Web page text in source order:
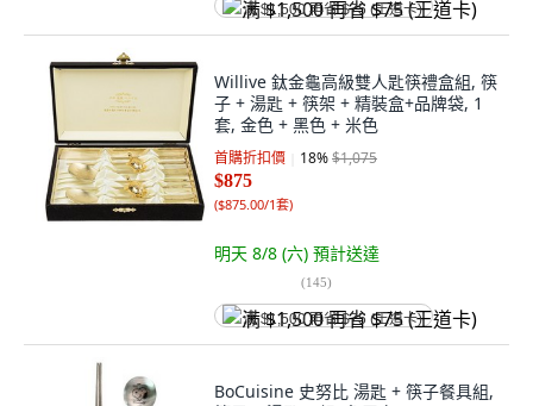
满 $1,500 再省 $75 (王道卡)
Willive 鈦金龜高級雙人匙筷禮盒組, 筷
子 + 湯匙 + 筷架 + 精裝盒+品牌袋, 1
套, 金色 + 黑色 + 米色
首購折扣價 18%$1,075
$875
($875.00/1套)
明天 8/8 (六) 預計送達
(145)
满 $1,500 再省 $75 (王道卡)
BoCuisine 史努比 湯匙 + 筷子餐具組,